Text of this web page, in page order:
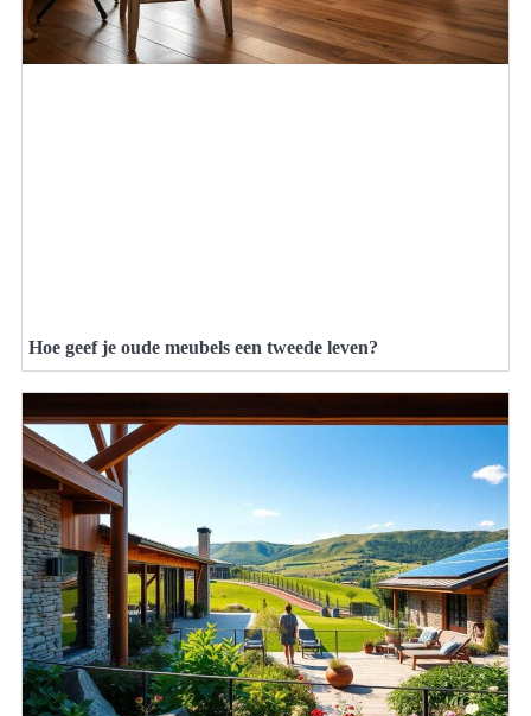
Hoe geef je oude meubels een tweede leven?